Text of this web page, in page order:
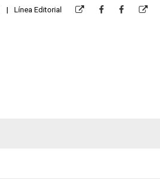
Línea Editorial